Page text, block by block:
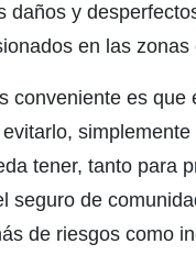
daños y
en las zonas
conveniente es
tener, tanto para
seguro de
de riesgos como